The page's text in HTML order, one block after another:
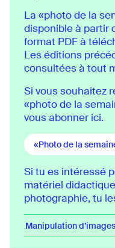
La «photo de la
disponible à partir
format PDF à
Les éditions
consultées à tout
Si vous souhaitez
«photo de la
vous abonner ici.
«Photo de la
Si tu es intéressé
matériel
photographie, tu
Manipulation d’images